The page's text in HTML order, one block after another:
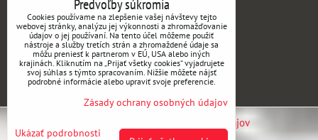
INFORMÁCIE
Obchodné podmienky
Vrátenie tovaru a reklamácie
Doprava a platba
Kontakt
Zásady ochrany osobných údajov
Predvoľby súkromia
Cookies používame na zlepšenie vašej návštevy tejto
webovej stránky, analýzu jej výkonnosti a zhromažďovanie
údajov o jej používaní. Na tento účel môžeme použiť
nástroje a služby tretích strán a zhromaždené údaje sa
môžu preniesť k partnerom v EÚ, USA alebo iných
krajinách. Kliknutím na „Prijať všetky cookies“ vyjadrujete
svoj súhlas s týmto spracovaním. Nižšie môžete nájsť
podrobné informácie alebo upraviť svoje preferencie.
Zásady ochrany osobných údajov
Ukázať podrobnosti